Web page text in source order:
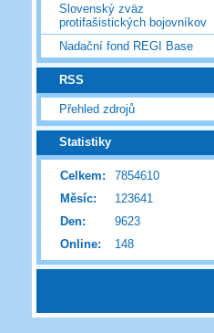
Slovenský zväz
protifašistických bojovníkov
Nadační fond REGI Base
RSS
Přehled zdrojů
Statistiky
Online: 148
Celkem:
7854610
Měsíc:
123641
Den:
9623